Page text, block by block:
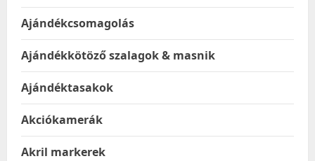
Ajándékcsomagolás
Ajándékkötöző szalagok & masnik
Ajándéktasakok
Akciókamerák
Akril markerek